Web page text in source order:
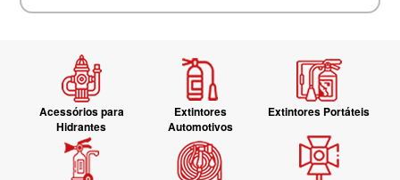
Acessórios para
Hidrantes
Extintores
Automotivos
Extintores Portáteis